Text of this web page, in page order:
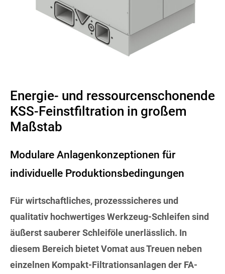
Energie- und ressourcenschonende
KSS-Feinstfiltration in großem
Maßstab
Modulare Anlagenkonzeptionen für
individuelle Produktionsbedingungen
Für wirtschaftliches, prozesssicheres und
qualitativ hochwertiges Werkzeug-Schleifen sind
äußerst sauberer Schleiföle unerlässlich. In
diesem Bereich bietet Vomat aus Treuen neben
einzelnen Kompakt-Filtrationsanlagen der FA-